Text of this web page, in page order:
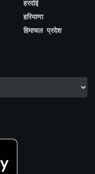
हरदोई
हरियाणा
हिमाचल प्रदेश